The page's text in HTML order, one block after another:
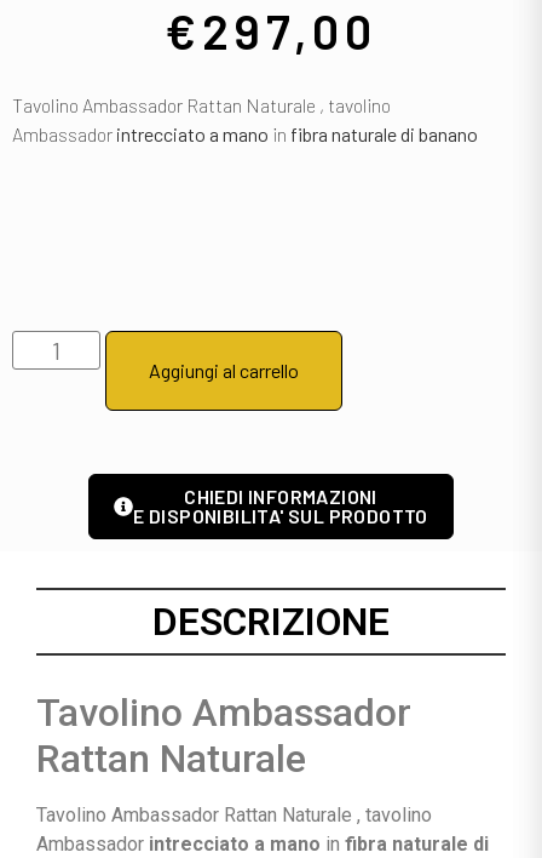
€297,00
Tavolino Ambassador Rattan Naturale , tavolino
Ambassador intrecciato a mano in fibra naturale di banano
Aggiungi al carrello
CHIEDI INFORMAZIONI
E DISPONIBILITA' SUL PRODOTTO
DESCRIZIONE
Tavolino Ambassador
Rattan Naturale
Tavolino Ambassador Rattan Naturale , tavolino
Ambassador intrecciato a mano in fibra naturale di